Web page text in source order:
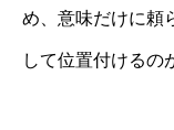
め、意味だけに頼
して位置付けるの